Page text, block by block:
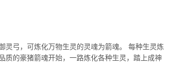
灵弓，可炼化万物生灵的灵魂为箭魂。 每种生灵炼
质的豪猪箭魂开始，一路炼化各种生灵，踏上成神